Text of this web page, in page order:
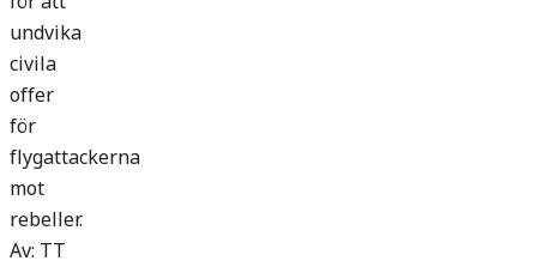
undvika
civila
offer
för
flygattackerna
mot
rebeller.
Av: TT